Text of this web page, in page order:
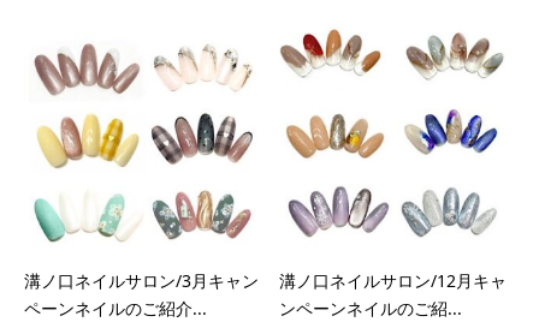
溝ノ口ネイルサロン/3月キャン
ペーンネイルのご紹介...
溝ノ口ネイルサロン/12月キャ
ンペーンネイルのご紹...